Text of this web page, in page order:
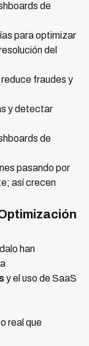
de
para optimizar
del
fraudes y
y detectar
de
pasando por
así crecen
han
y el uso de SaaS
real que